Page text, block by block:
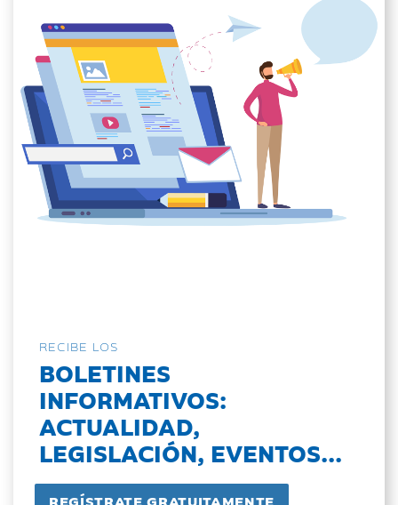
RECIBE LOS
BOLETINES
INFORMATIVOS:
ACTUALIDAD,
LEGISLACIÓN, EVENTOS...